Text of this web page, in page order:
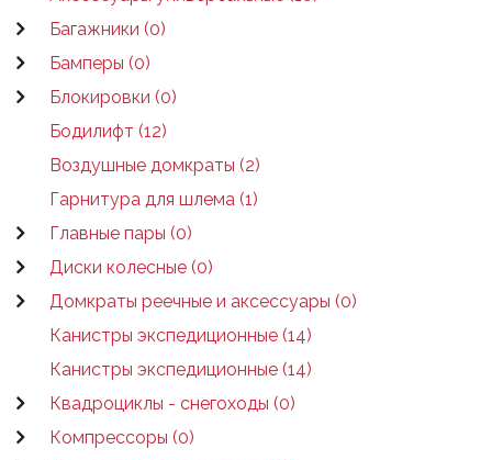
Багажники (0)
Бамперы (0)
Блокировки (0)
Бодилифт (12)
Воздушные домкраты (2)
Гарнитура для шлема (1)
Главные пары (0)
Диски колесные (0)
Домкраты реечные и аксессуары (0)
Канистры экспедиционные (14)
Канистры экспедиционные (14)
Квадроциклы - снегоходы (0)
Компрессоры (0)